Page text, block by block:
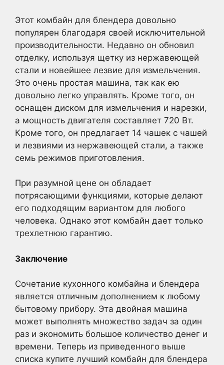
Этот комбайн для блендера довольно
популярен благодаря своей исключительной
производительности. Недавно он обновил
отделку, используя щетку из нержавеющей
стали и новейшее лезвие для измельчения.
Это очень простая машина, так как ею
довольно легко управлять. Кроме того, он
оснащен диском для измельчения и нарезки,
а мощность двигателя составляет 720 Вт.
Кроме того, он предлагает 14 чашек с чашей
и лезвиями из нержавеющей стали, а также
семь режимов приготовления.
При разумной цене он обладает
потрясающими функциями, которые делают
его подходящим вариантом для любого
человека. Однако этот комбайн дает только
трехлетнюю гарантию.
Заключение
Сочетание кухонного комбайна и блендера
является отличным дополнением к любому
бытовому прибору. Эта двойная машина
может выполнять множество задач за один
раз и экономить большое количество денег и
времени. Теперь из приведенного выше
списка купите лучший комбайн для блендера